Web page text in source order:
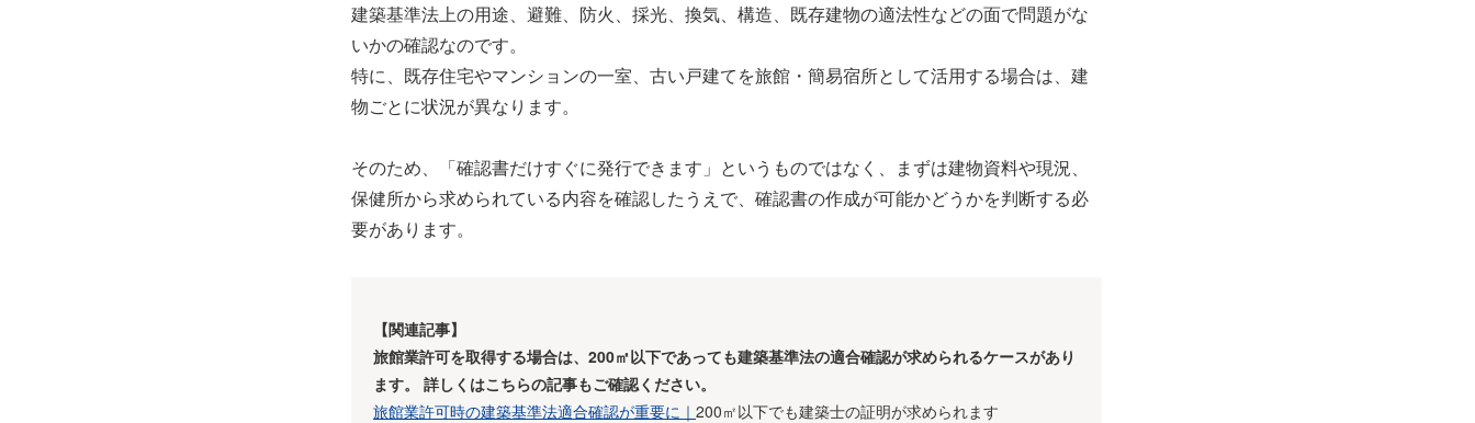
建築基準法上の用途、避難、防火、採光、換気、構造、既存建物の適法性などの面で問題がな
いかの確認なのです。
特に、既存住宅やマンションの一室、古い戸建てを旅館・簡易宿所として活用する場合は、建
物ごとに状況が異なります。
そのため、「確認書だけすぐに発行できます」というものではなく、まずは建物資料や現況、
保健所から求められている内容を確認したうえで、確認書の作成が可能かどうかを判断する必
要があります。
【関連記事】
旅館業許可を取得する場合は、200㎡以下であっても建築基準法の適合確認が求められるケースがあり
ます。 詳しくはこちらの記事もご確認ください。
旅館業許可時の建築基準法適合確認が重要に｜ 200㎡以下でも建築士の証明が求められます